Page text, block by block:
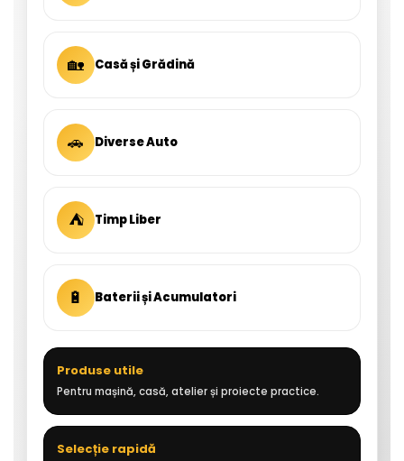
🏡 Casă și Grădină
🚗 Diverse Auto
⛺ Timp Liber
🔋 Baterii și Acumulatori
Produse utile
Pentru mașină, casă, atelier și proiecte practice.
Selecție rapidă